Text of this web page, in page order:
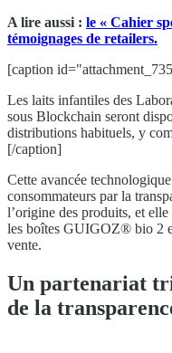
A lire aussi : le « Cahier
témoignages de retailers.
[caption
Les laits infantiles des
sous Blockchain seront
distributions habituels, y
[/caption]
Cette avancée
consommateurs par la
l’origine des produits, et
les boîtes GUIGOZ® bio 2
vente.
Un partenariat
de la